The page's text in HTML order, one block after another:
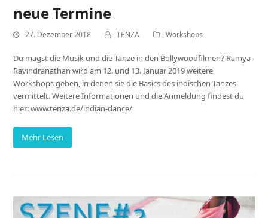
neue Termine
27. Dezember 2018 TENZA Workshops
Du magst die Musik und die Tänze in den Bollywoodfilmen? Ramya
Ravindranathan wird am 12. und 13. Januar 2019 weitere
Workshops geben, in denen sie die Basics des indischen Tanzes
vermittelt. Weitere Informationen und die Anmeldung findest du
hier: www.tenza.de/indian-dance/
Mehr Lesen